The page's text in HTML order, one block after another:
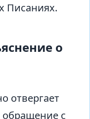
Писаниях.
о
отвергает
с